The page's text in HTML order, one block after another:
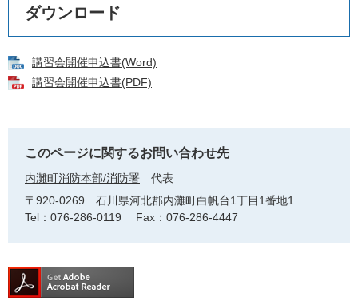
ダウンロード
講習会開催申込書(Word)
講習会開催申込書(PDF)
このページに関するお問い合わせ先
内灘町消防本部/消防署
代表
〒920-0269
石川県河北郡内灘町白帆台1丁目1番地1
Tel：076-286-0119
Fax：076-286-4447